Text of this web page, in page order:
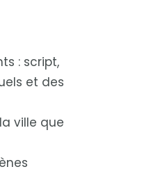
: script,
et des
ville que